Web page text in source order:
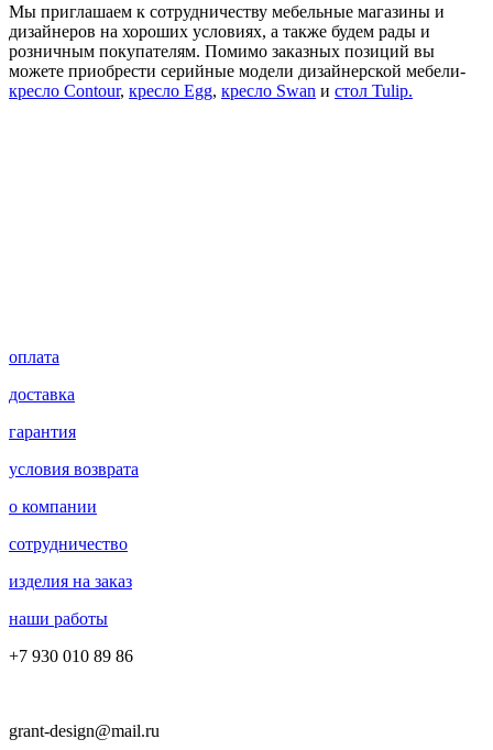
Мы приглашаем к сотрудничеству мебельные магазины и
дизайнеров на хороших условиях, а также будем рады и
розничным покупателям. Помимо заказных позиций вы
можете приобрести серийные модели дизайнерской мебели-
кресло Contour, кресло Egg, кресло Swan и стол Tulip.
оплата
доставка
гарантия
условия возврата
о компании
сотрудничество
изделия на заказ
наши работы
+7 930 010 89 86
grant-design@mail.ru